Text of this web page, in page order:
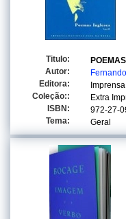
Titulo:
Autor:
Editora:
Coleção::
Extra
ISBN:
972-27-
Tema:
Geral